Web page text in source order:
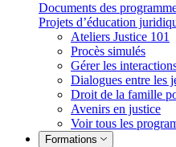
Documents des
Projets d’éducation
Ateliers Justice 101
Procès simulés
Gérer les
Dialogues entre les
Droit de la famille
Avenirs en justice
Voir tous les
Formations